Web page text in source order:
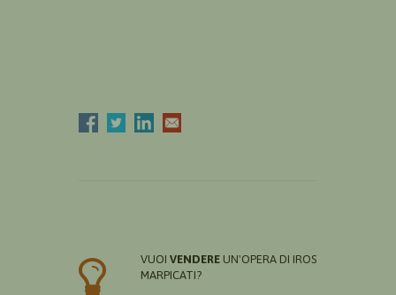
VUOI VENDERE UN'OPERA DI IROS
MARPICATI?